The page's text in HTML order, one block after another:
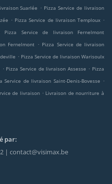
Suarlée . Pizza Service de livraison
. Pizza Service de livraison Temploux .
Pizza Service de livraison Fernelmont
Fernelmont . Pizza Service de livraison
. Pizza Service de livraison Warisoulx
. Pizza Service de livraison Assesse . Pizza
Service de livraison Saint-Denis-Bovesse .
de livraison . Livraison de nourriture à
par:
| contact@visimax.be